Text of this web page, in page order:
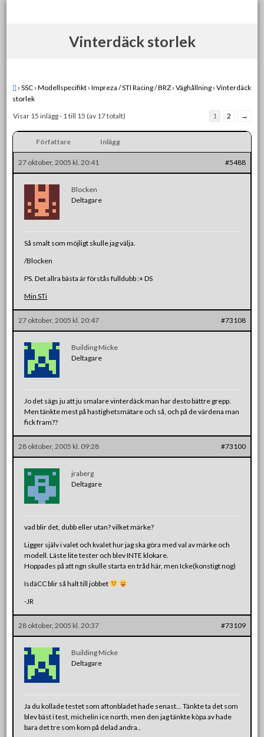
Vinterdäck storlek
› SSC › Modellspecifikt › Impreza / STI Racing / BRZ › Väghållning › Vinterdäck
storlek
Visar 15 inlägg - 1 till 15 (av 17 totalt)
1 2 →
Författare Inlägg
27 oktober, 2005 kl. 20:41 #5488
Blocken
Deltagare
Så smalt som möjligt skulle jag välja.
/Blocken
PS. Det allra bästa är förstås fulldubb :+ DS
Min STi
27 oktober, 2005 kl. 20:47 #73108
Building Micke
Deltagare
Jo det sägs ju att ju smalare vinterdäck man har desto bättre grepp.
Men tänkte mest på hastighetsmätare och så, och på de värdena man
fick fram??
28 oktober, 2005 kl. 09:28 #73100
jraberg
Deltagare
vad blir det, dubb eller utan? vilket märke?
Ligger själv i valet och kvalet hur jag ska göra med val av märke och
modell. Läste lite tester och blev INTE klokare.
Hoppades på att ngn skulle starta en tråd här, men Icke(konstigt nog)
IsdäCC blir så halt till jobbet
-JR
28 oktober, 2005 kl. 20:37 #73109
Building Micke
Deltagare
Ja du kollade testet som aftonbladet hade senast… Tänkte ta det som
blev bäst i test, michelin ice north, men den jag tänkte köpa av hade
bara det tre som kom på delad andra..